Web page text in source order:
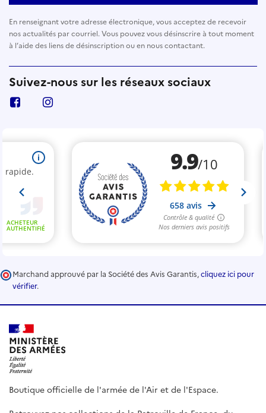
En renseignant votre adresse électronique, vous acceptez de recevoir
nos actualités par courriel. Vous pouvez vous désinscrire à tout moment
à l’aide des liens de désinscription ou en nous contactant.
Suivez-nous sur les réseaux sociaux
Marchand approuvé par la Société des Avis Garantis,cliquez ici pour
vérifier.
Boutique officielle de l'armée de l'Air et de l'Espace.